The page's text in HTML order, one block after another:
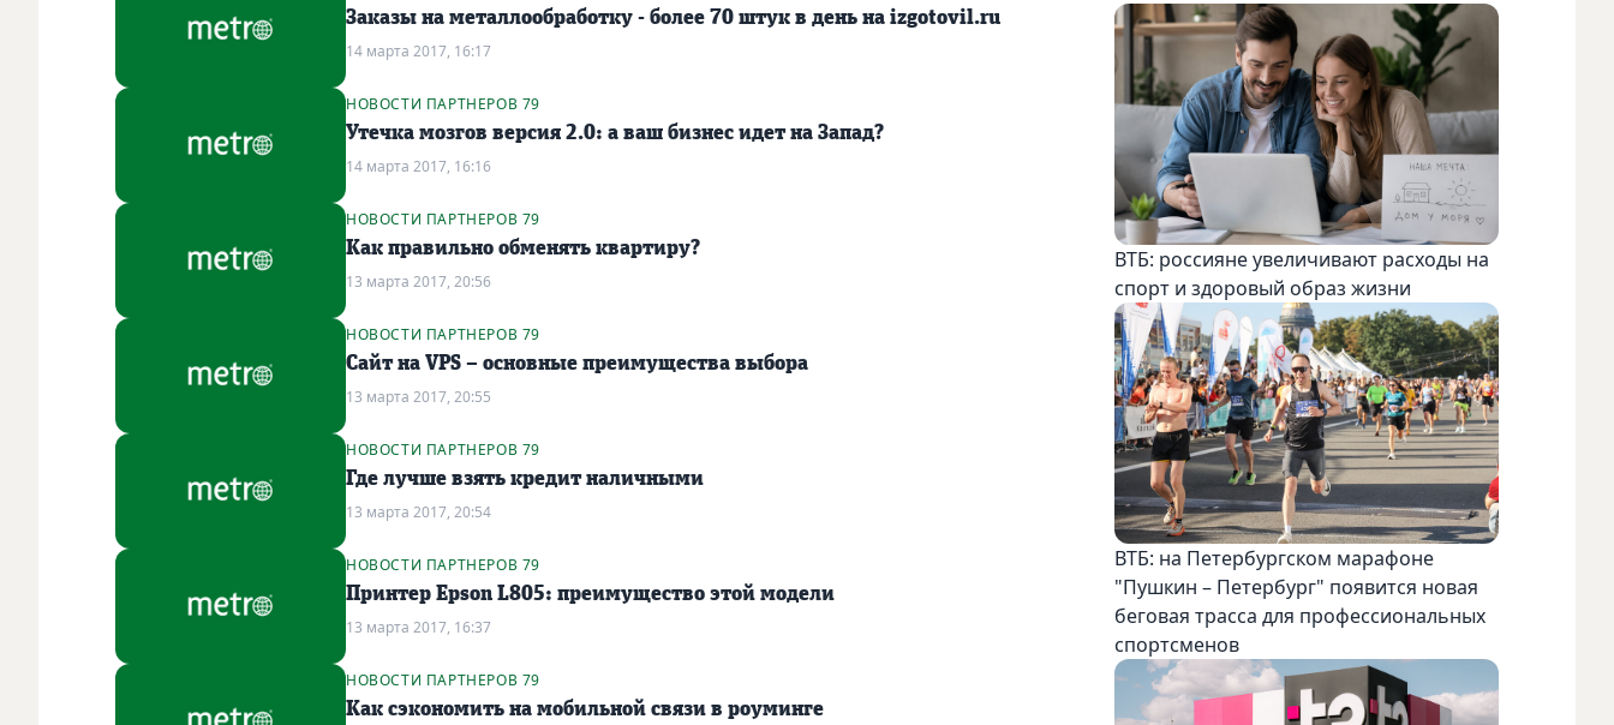
Заказы на металлообработку - более 70 штук в день на izgotovil.ru
14 марта 2017, 16:17
НОВОСТИ ПАРТНЕРОВ 79
Утечка мозгов версия 2.0: а ваш бизнес идет на Запад?
14 марта 2017, 16:16
НОВОСТИ ПАРТНЕРОВ 79
Как правильно обменять квартиру?
13 марта 2017, 20:56
НОВОСТИ ПАРТНЕРОВ 79
Сайт на VPS – основные преимущества выбора
13 марта 2017, 20:55
НОВОСТИ ПАРТНЕРОВ 79
Где лучше взять кредит наличными
13 марта 2017, 20:54
НОВОСТИ ПАРТНЕРОВ 79
Принтер Epson L805: преимущество этой модели
13 марта 2017, 16:37
НОВОСТИ ПАРТНЕРОВ 79
Как сэкономить на мобильной связи в роуминге
ВТБ: россияне увеличивают расходы на
спорт и здоровый образ жизни
ВТБ: на Петербургском марафоне
"Пушкин – Петербург" появится новая
беговая трасса для профессиональных
спортсменов